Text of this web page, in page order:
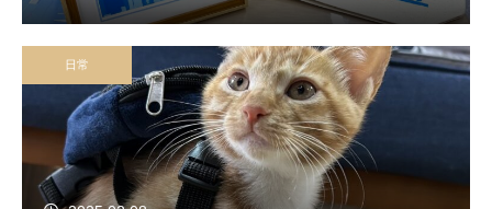
日常